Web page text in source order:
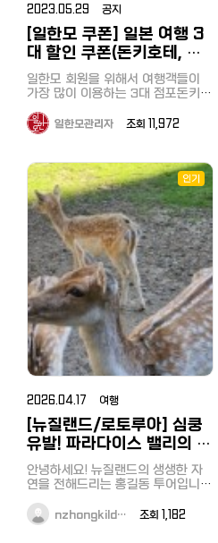
2023.05.29 공지
[일한모 쿠폰] 일본 여행 3
대 할인 쿠폰(돈키호테, 마
츠모토 키요시, 빅카메라)
일한모 회원을 위해서 여행객들이
가장 많이 이용하는 3대 점포돈키호
인 쿠폰을 준비했습니다. 구매액에
따라 최대 10% + 면세 10%, 20%
여권의 제시가 필요하며 일본 거주
민은 할인을 받으실 수 없습니다^^;;
1. 일본 쇼핑의 대명사 돈키호테 돈
키호테의 방일 관광객 대상 할인쿠
폰 「Yokoso! Card」가 「Discount
Coupon」로 리뉴얼 되었습니다. 【새
로운 쿠폰의 특징】 10,000엔(세금
별도) 이상 면세 구매 시 최대 면세
율 10%+5% OFF로 구입하실 수
있습니다! 할인금액의 상한 없음! 많
이 구입하실수록 할인율이 높아집니
다! 세금 불포함 10,000엔 이상 구
매 시 5% 할인 할인쿠폰 이용 방법
(모바일 전용) 【대상자】 세금 불포함
10,000엔 이상, 면세로 구매하시는
고객님 한정 ※일본인 일시 귀국자
도 면세가 가능하며, 본 쿠폰의 대상
입니다. ※외국공관 등 (대사관) 면세
는 대상에서 제외됩니다. 【대상 점
포】 일본 내 돈키호테, APITA,
PIAGO (일부 점포 제외) 【이용 방
법】 ① 이하의 쿠폰 배너를 클릭하
면, 쿠폰 화면으로 이동합니다. ② 쿠
폰 화면을 계산 시, 직원에게 제시해
주시길 바랍니다. ③ 마지막으로「사
용」버튼을 누릅니다. ※고객님께 스
일한모관리자 조회 11,972
인기
2026.04.17 여행
[뉴질랜드/로토루아] 심쿵
유발! 파라다이스 밸리의 귀
여운 동물 친구들 (with 홍
길동 투어)
안녕하세요! 뉴질랜드의 생생한 자
연을 전해드리는 홍길동 투어입니
링'되는 장소, 파라다이스 밸리 스프
링스(Paradise Valley Springs)의
nzhongkild… 조회 1,182